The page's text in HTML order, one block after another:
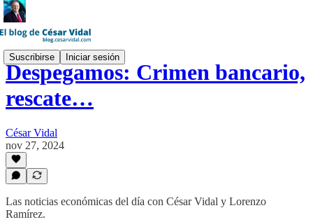
Suscribirse Iniciar sesión
Despegamos: Crimen bancario,
rescate…
César Vidal
nov 27, 2024
Las noticias económicas del día con César Vidal y Lorenzo
Ramírez.